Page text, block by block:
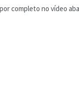
completo no vídeo